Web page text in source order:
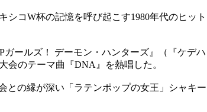
シコW杯の記憶を呼び起こす1980年代のヒッ
ガールズ！ デーモン・ハンターズ』（『ケデ
会のテーマ曲『DNA』を熱唱した。
との縁が深い「ラテンポップの女王」シャキ